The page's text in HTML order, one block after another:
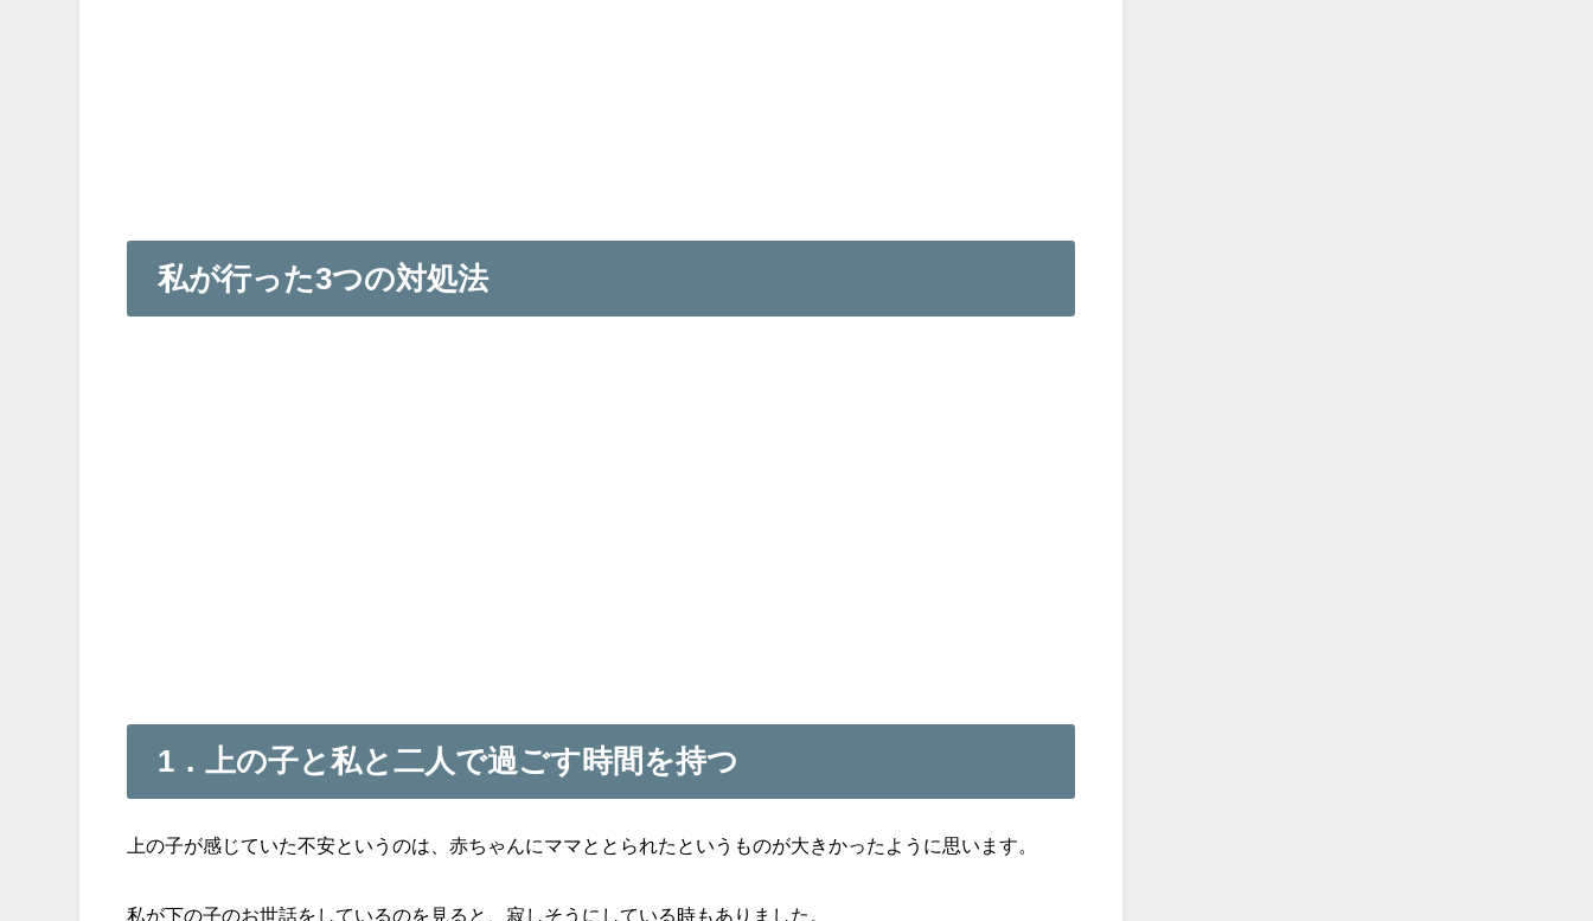
私が行った3つの対処法
1．上の子と私と二人で過ごす時間を持つ
上の子が感じていた不安というのは、赤ちゃんにママととられたというものが大きかったように思います。
私が下の子のお世話をしているのを見ると、寂しそうにしている時もありました。